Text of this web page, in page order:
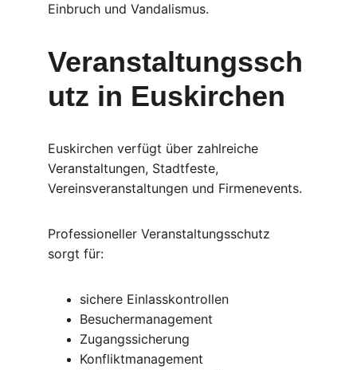
Einbruch und Vandalismus.
Veranstaltungssch
utz in Euskirchen
Euskirchen verfügt über zahlreiche
Veranstaltungen, Stadtfeste,
Vereinsveranstaltungen und Firmenevents.
Professioneller Veranstaltungsschutz
sorgt für:
sichere Einlasskontrollen
Besuchermanagement
Zugangssicherung
Konfliktmanagement